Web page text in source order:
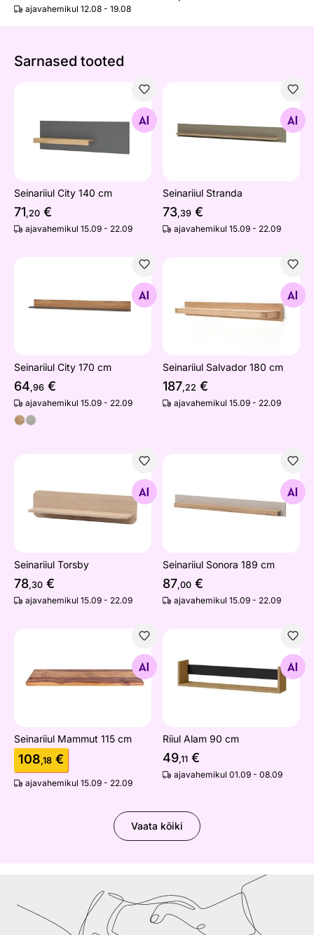
ajavahemikul 12.08 - 19.08
Sarnased tooted
Otsi sarnaseid
Seinariiul City 140 cm
71,20 €
ajavahemikul 15.09 - 22.09
Seinariiul Stranda
73,39 €
ajavahemikul 15.09 - 22.09
Seinariiul City 170 cm
64,96 €
ajavahemikul 15.09 - 22.09
Seinariiul Salvador 180 cm
187,22 €
ajavahemikul 15.09 - 22.09
Otsi sarnaseid
Seinariiul Torsby
78,30 €
ajavahemikul 15.09 - 22.09
Seinariiul Sonora 189 cm
Seinariiul Sonora 189 cm
87,00 €
ajavahemikul 15.09 - 22.09
Otsi sarnaseid
Seinariiul Mammut 115 cm
108,18 €
ajavahemikul 15.09 - 22.09
Otsi sarnaseid
Riiul Alam 90 cm
49,11 €
ajavahemikul 01.09 - 08.09
Vaata kõiki